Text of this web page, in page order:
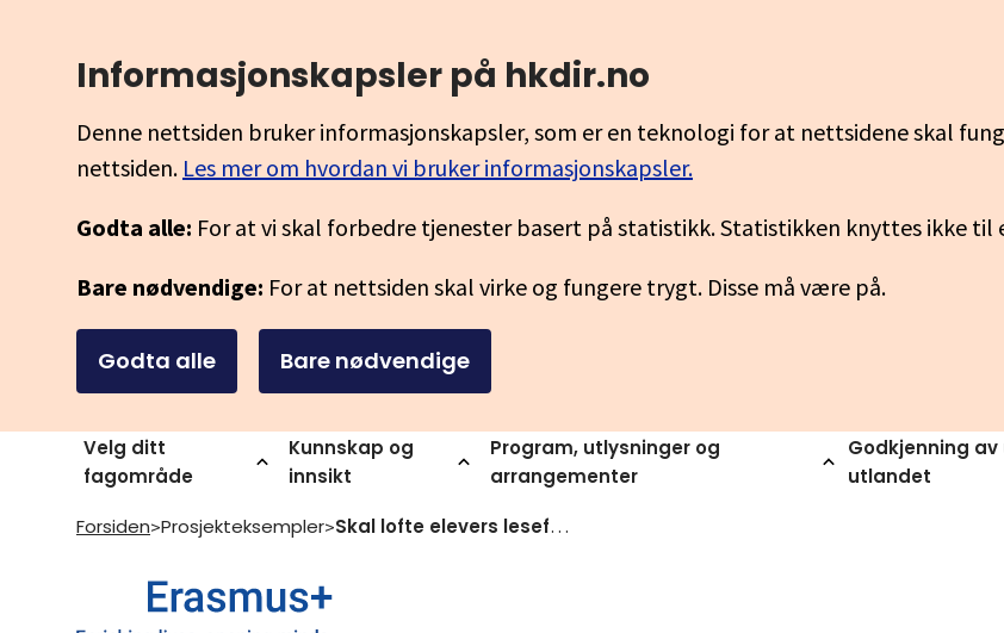
Informasjonskapsler på hkdir.no
Denne nettsiden bruker informasjonskapsler, som er en teknologi for at nettsidene skal
nettsiden. Les mer om hvordan vi bruker informasjonskapsler.
Godta alle: For at vi skal forbedre tjenester basert på statistikk. Statistikken knyttes ikke til
Bare nødvendige: For at nettsiden skal virke og fungere trygt. Disse må være på.
Godta alle Bare nødvendige
Velg ditt
fagområde
Kunnskap og
innsikt
Program, utlysninger og
arrangementer
Godkjenning
utlandet
Forsiden>Prosjekteksempler> Skal lofte elevers leseferdigheter gjennom internasjonalt samarbeid